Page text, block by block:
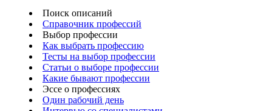
Поиск описаний
Справочник профессий
Выбор профессии
Как выбрать профессию
Тесты на выбор профессии
Статьи о выборе профессии
Какие бывают профессии
Эссе о профессиях
Один рабочий день